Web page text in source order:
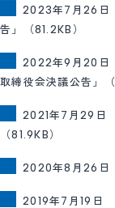
2023年7月26日
告」（81.2KB）
2022年9月20日
取締役会決議公告」
2021年7月29日
（81.9KB）
2020年8月26日
2019年7月19日